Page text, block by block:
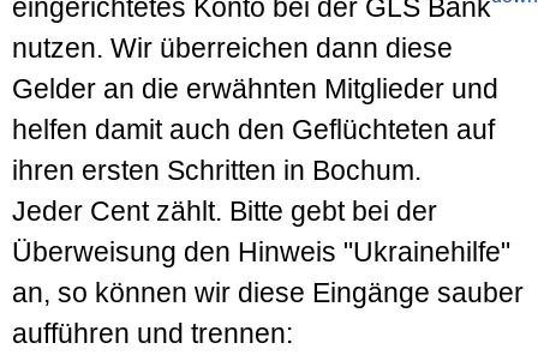
eingerichtetes Konto bei der GLS Bank
nutzen. Wir überreichen dann diese
Gelder an die erwähnten Mitglieder und
helfen damit auch den Geflüchteten auf
ihren ersten Schritten in Bochum.
Jeder Cent zählt. Bitte gebt bei der
Überweisung den Hinweis "Ukrainehilfe"
an, so können wir diese Eingänge sauber
aufführen und trennen: